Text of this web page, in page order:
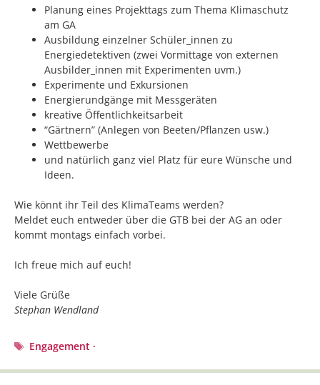
Planung eines Projekttags zum Thema Klimaschutz
am GA
Ausbildung einzelner Schüler_innen zu
Energiedetektiven (zwei Vormittage von externen
Ausbilder_innen mit Experimenten uvm.)
Experimente und Exkursionen
Energierundgänge mit Messgeräten
kreative Öffentlichkeitsarbeit
“Gärtnern” (Anlegen von Beeten/Pflanzen usw.)
Wettbewerbe
und natürlich ganz viel Platz für eure Wünsche und
Ideen.
Wie könnt ihr Teil des KlimaTeams werden?
Meldet euch entweder über die GTB bei der AG an oder
kommt montags einfach vorbei.
Ich freue mich auf euch!
Viele Grüße
Stephan Wendland
Schlagwörter
Engagement ·